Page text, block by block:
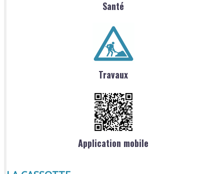
Santé
Travaux
Application mobile